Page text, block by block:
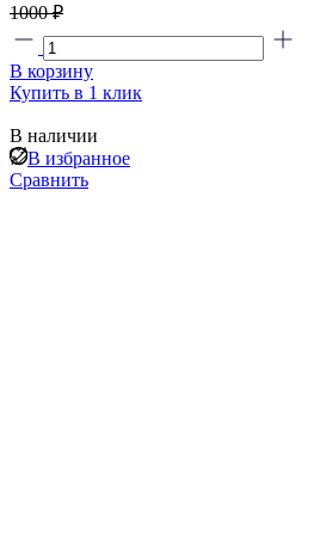
1000 ₽
В корзину
Купить в 1 клик
В наличии
В избранное
Сравнить